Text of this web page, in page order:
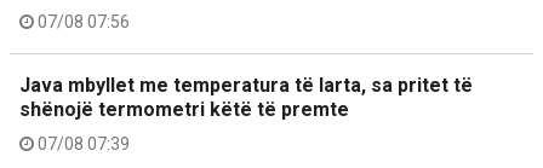
07/08 07:56
Java mbyllet me temperatura të larta, sa pritet të
shënojë termometri këtë të premte
07/08 07:39